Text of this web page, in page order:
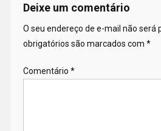
Deixe um comentário
O seu endereço de e-mail não será
obrigatórios são marcados com *
Comentário *